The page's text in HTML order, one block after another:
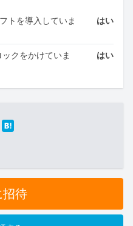
トを導入していま
はい
クをかけていま
はい
招待